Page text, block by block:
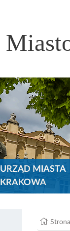
URZĄD MIASTA
KRAKOWA